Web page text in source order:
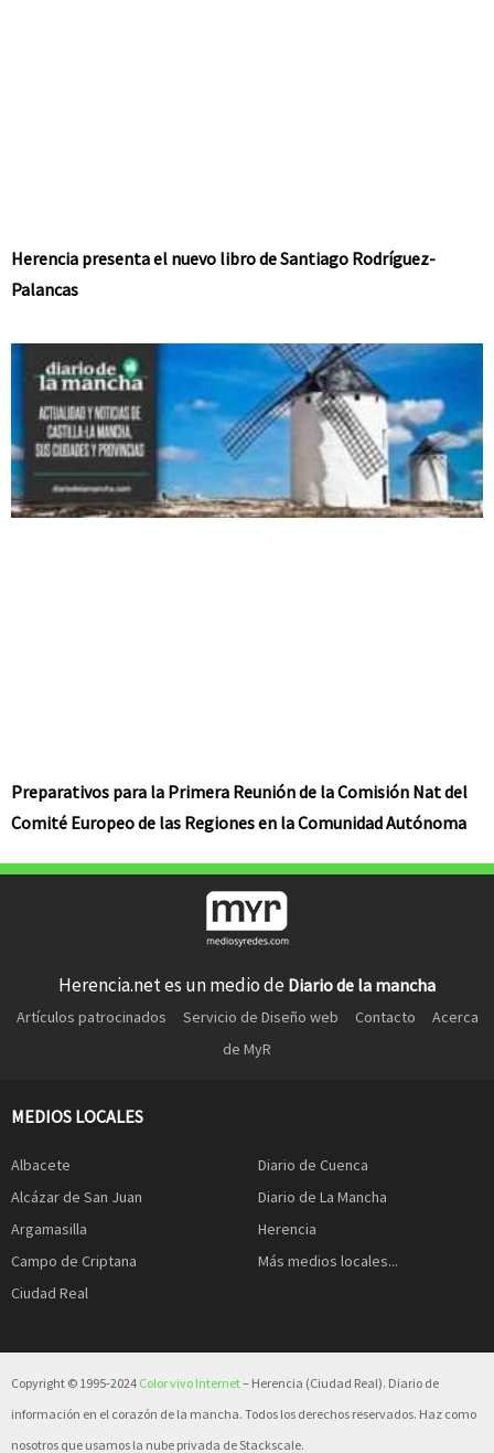
Herencia presenta el nuevo libro de Santiago Rodríguez-
Palancas
Preparativos para la Primera Reunión de la Comisión Nat del
Comité Europeo de las Regiones en la Comunidad Autónoma
Herencia.net es un medio de Diario de la mancha
Artículos patrocinados Servicio de Diseño web Contacto
Acerca
de MyR
MEDIOS LOCALES
Albacete
Alcázar de San Juan
Argamasilla
Campo de Criptana
Ciudad Real
Diario de Cuenca
Diario de La Mancha
Herencia
Más medios locales...
Copyright © 1995-2024 Color vivo Internet– Herencia (Ciudad Real). Diario de
información en el corazón de la mancha. Todos los derechos reservados. Haz como
nosotros que usamos la nube privada de Stackscale.